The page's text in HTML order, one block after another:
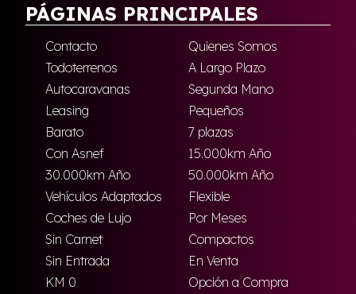
PÁGINAS PRINCIPALES
Contacto
Quienes Somos
Todoterrenos
A Largo Plazo
Autocaravanas
Segunda Mano
Leasing
Pequeños
Barato
7 plazas
Con Asnef
15.000km Año
30.000km Año
50.000km Año
Vehículos Adaptados
Flexible
Coches de Lujo
Por Meses
Sin Carnet
Compactos
Sin Entrada
En Venta
KM 0
Opción a Compra